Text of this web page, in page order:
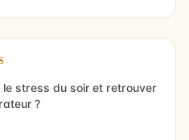
le stress du soir et retrouver
?